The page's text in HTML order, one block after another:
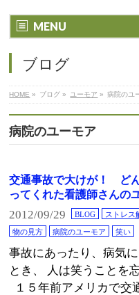
MENU
ブログ
HOME » ブログ » ユーモア » 病院のユ
病院のユーモア
交通事故で大けが！ ど
ってくれた看護師さんの
2012/09/29 BLOG ストレス
物の見方 病院のユーモア 笑い
事故にあったり、病気
とき、 人は笑うことを
１５年前アメリカで交